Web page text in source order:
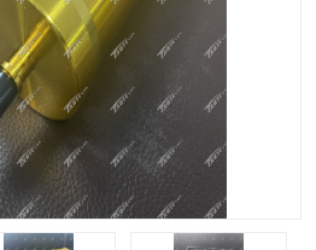
CPMR商用防垢器/家用防
垢器
清碳燃油催化器